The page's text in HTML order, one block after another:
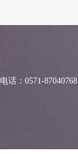
电话：0571-87040768